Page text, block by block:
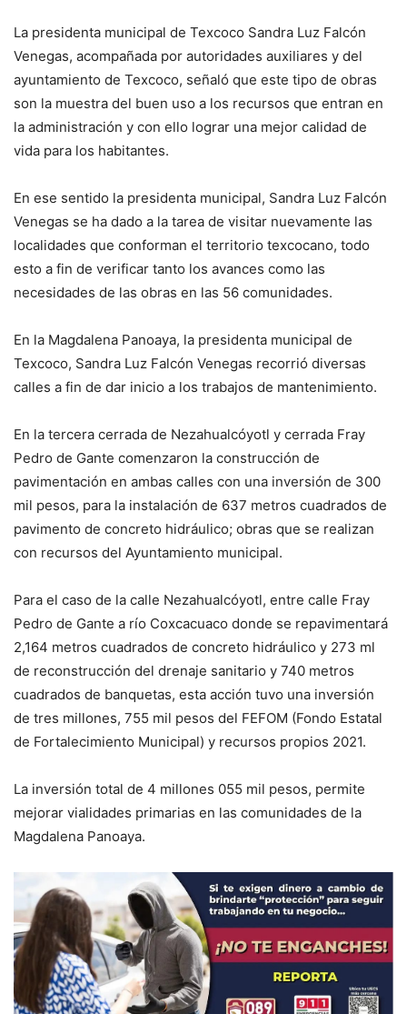
La presidenta municipal de Texcoco Sandra Luz Falcón
Venegas, acompañada por autoridades auxiliares y del
ayuntamiento de Texcoco, señaló que este tipo de obras
son la muestra del buen uso a los recursos que entran en
la administración y con ello lograr una mejor calidad de
vida para los habitantes.
En ese sentido la presidenta municipal, Sandra Luz Falcón
Venegas se ha dado a la tarea de visitar nuevamente las
localidades que conforman el territorio texcocano, todo
esto a fin de verificar tanto los avances como las
necesidades de las obras en las 56 comunidades.
En la Magdalena Panoaya, la presidenta municipal de
Texcoco, Sandra Luz Falcón Venegas recorrió diversas
calles a fin de dar inicio a los trabajos de mantenimiento.
En la tercera cerrada de Nezahualcóyotl y cerrada Fray
Pedro de Gante comenzaron la construcción de
pavimentación en ambas calles con una inversión de 300
mil pesos, para la instalación de 637 metros cuadrados de
pavimento de concreto hidráulico; obras que se realizan
con recursos del Ayuntamiento municipal.
Para el caso de la calle Nezahualcóyotl, entre calle Fray
Pedro de Gante a río Coxcacuaco donde se repavimentará
2,164 metros cuadrados de concreto hidráulico y 273 ml
de reconstrucción del drenaje sanitario y 740 metros
cuadrados de banquetas, esta acción tuvo una inversión
de tres millones, 755 mil pesos del FEFOM (Fondo Estatal
de Fortalecimiento Municipal) y recursos propios 2021.
La inversión total de 4 millones 055 mil pesos, permite
mejorar vialidades primarias en las comunidades de la
Magdalena Panoaya.